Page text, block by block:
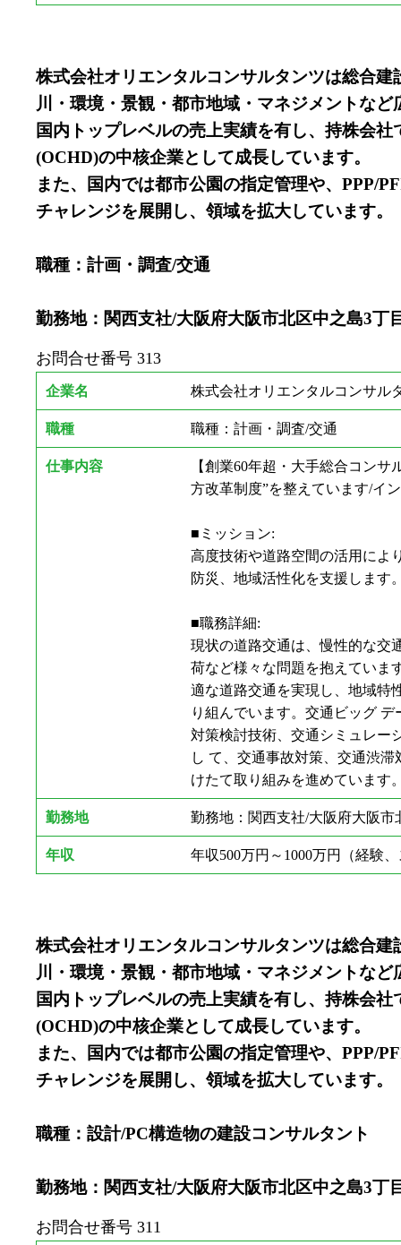
株式会社オリエンタルコンサルタンツは総合
川・環境・景観・都市地域・マネジメントな
国内トップレベルの売上実績を有し、持株会
(OCHD)の中核企業として成長しています。
また、国内では都市公園の指定管理や、PPP/
チャレンジを展開し、領域を拡大しています。
職種：計画・調査/交通
勤務地：関西支社/大阪府大阪市北区中之島3丁
お問合せ番号 313
企業名 株式会社オリエンタルコンサル
職種 職種：計画・調査/交通
仕事内容
【創業60年超・大手総合コン
方改革制度”を整えています/イ
■ミッション:
高度技術や道路空間の活用によ
防災、地域活性化を支援します
■職務詳細:
現状の道路交通は、慢性的な交
荷など様々な問題を抱えていま
適な道路交通を実現し、地域特
り組んでいます。交通ビッグ
対策検討技術、交通シミュレー
し て、交通事故対策、交通渋
けたて取り組みを進めています
勤務地 勤務地：関西支社/大阪府大阪市
年収 年収500万円～1000万円（経験
株式会社オリエンタルコンサルタンツは総合
川・環境・景観・都市地域・マネジメントな
国内トップレベルの売上実績を有し、持株会
(OCHD)の中核企業として成長しています。
また、国内では都市公園の指定管理や、PPP/
チャレンジを展開し、領域を拡大しています。
職種：設計/PC構造物の建設コンサルタント
勤務地：関西支社/大阪府大阪市北区中之島3丁
お問合せ番号 311